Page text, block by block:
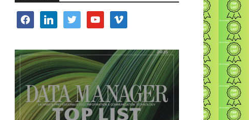
facebooklinkedin twitter youtube vimeo